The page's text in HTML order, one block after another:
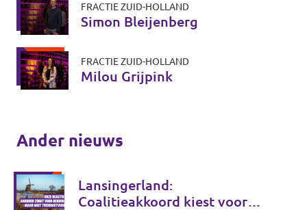
FRACTIE ZUID-HOLLAND
Simon Bleijenberg
FRACTIE ZUID-HOLLAND
Milou Grijpink
Ander nieuws
Lansingerland:
Coalitieakkoord kiest voor